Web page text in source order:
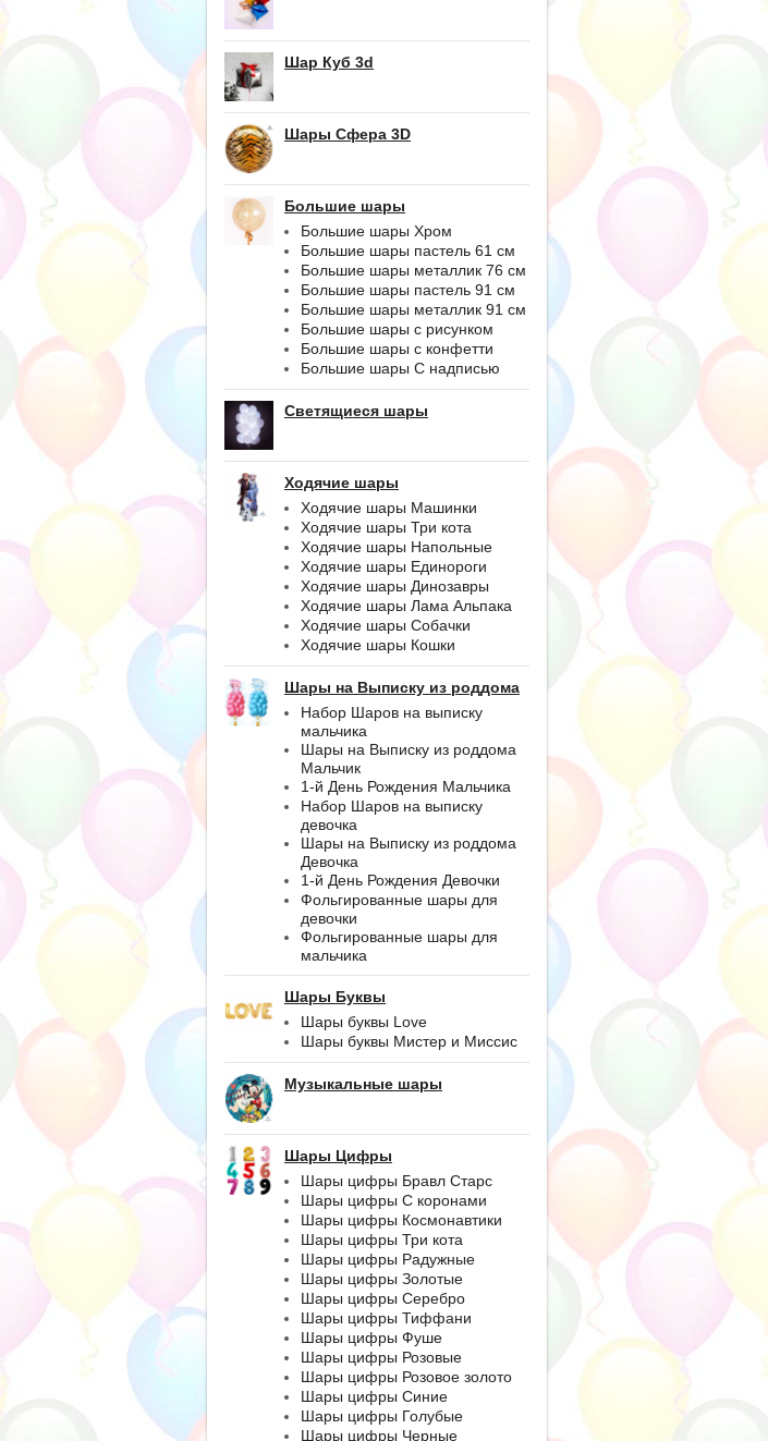
Шар Куб 3d
Шары Сфера 3D
Большие шары
Большие шары Хром
Большие шары пастель 61 см
Большие шары металлик 76 см
Большие шары пастель 91 см
Большие шары металлик 91 см
Большие шары с рисунком
Большие шары с конфетти
Большие шары С надписью
Светящиеся шары
Ходячие шары
Ходячие шары Машинки
Ходячие шары Три кота
Ходячие шары Напольные
Ходячие шары Единороги
Ходячие шары Динозавры
Ходячие шары Лама Альпака
Ходячие шары Собачки
Ходячие шары Кошки
Шары на Выписку из роддома
Набор Шаров на выписку
мальчика
Шары на Выписку из роддома
Мальчик
1-й День Рождения Мальчика
Набор Шаров на выписку
девочка
Шары на Выписку из роддома
Девочка
1-й День Рождения Девочки
Фольгированные шары для
девочки
Фольгированные шары для
мальчика
Шары Буквы
Шары буквы Love
Шары буквы Мистер и Миссис
Музыкальные шары
Шары Цифры
Шары цифры Бравл Старс
Шары цифры С коронами
Шары цифры Космонавтики
Шары цифры Три кота
Шары цифры Радужные
Шары цифры Золотые
Шары цифры Серебро
Шары цифры Тиффани
Шары цифры Фуше
Шары цифры Розовые
Шары цифры Розовое золото
Шары цифры Синие
Шары цифры Голубые
Шары цифры Черные